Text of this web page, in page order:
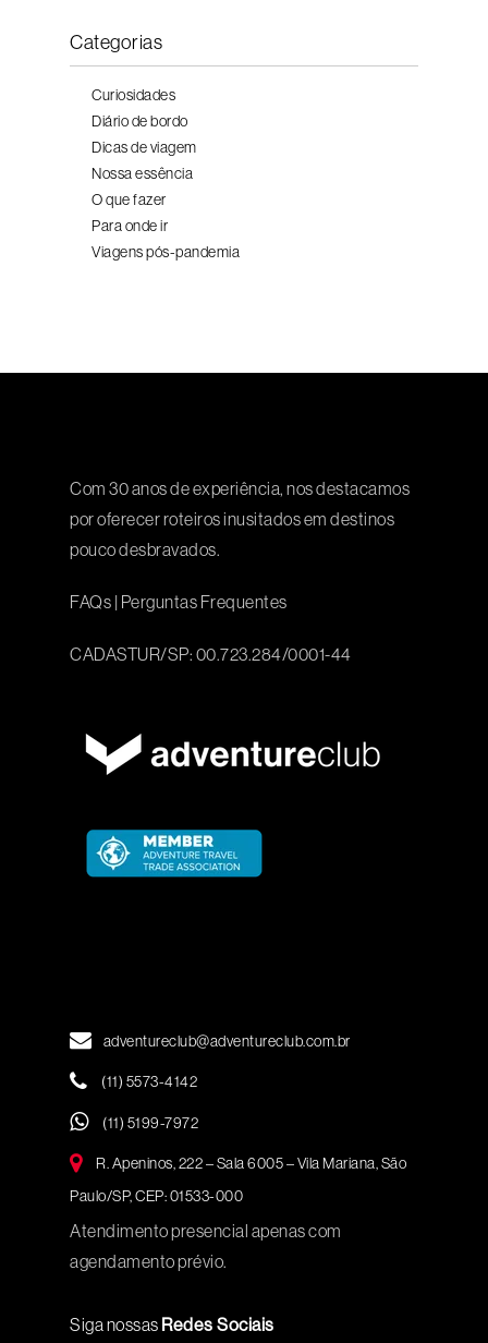
Categorias
Curiosidades
Diário de bordo
Dicas de viagem
Nossa essência
O que fazer
Para onde ir
Viagens pós-pandemia
Com 30 anos de experiência, nos destacamos
por oferecer roteiros inusitados em destinos
pouco desbravados.
FAQs | Perguntas Frequentes
CADASTUR/SP: 00.723.284/0001-44
adventureclub@adventureclub.com.br
(11) 5573-4142
(11) 5199-7972
R. Apeninos, 222 – Sala 6005 – Vila Mariana, São
Paulo/SP, CEP: 01533-000
Atendimento presencial apenas com
agendamento prévio.
Siga nossas Redes Sociais